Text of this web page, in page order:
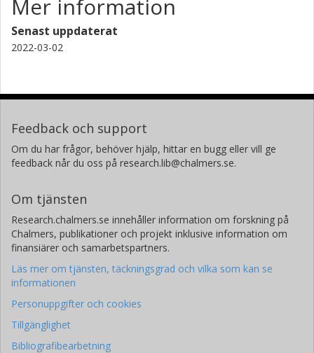
Mer information
Senast uppdaterat
2022-03-02
Feedback och support
Om du har frågor, behöver hjälp, hittar en bugg eller vill ge
feedback når du oss på research.lib@chalmers.se.
Om tjänsten
Research.chalmers.se innehåller information om forskning på
Chalmers, publikationer och projekt inklusive information om
finansiärer och samarbetspartners.
Läs mer om tjänsten, täckningsgrad och vilka som kan se
informationen
Personuppgifter och cookies
Tillgänglighet
Bibliografibearbetning